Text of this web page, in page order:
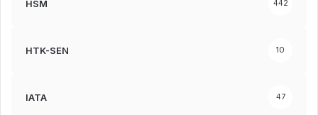
HSM 442
HTK-SEN 10
IATA 47